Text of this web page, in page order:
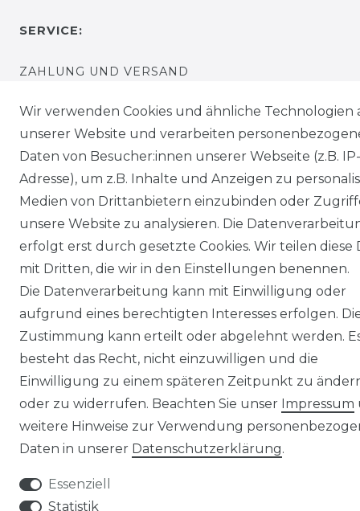
SERVICE:
ZAHLUNG UND VERSAND
FAQ
BARRIEREFREIHEIT
WIDERRUFSFORMULAR
UNTERNEHMEN:
ÜBER UNS
KONTAKT
BLOG
© Copyright 2026 | Alle Rechte vorbehalten.
Wir verwenden Cookies und ähnliche Technologien
unserer Website und verarbeiten
Daten von Besucher:innen unserer Webseite (z.B. IP-
Adresse), um z.B. Inhalte und Anzeigen zu
Medien von Drittanbietern einzubinden oder
unsere Website zu analysieren. Die
erfolgt erst durch gesetzte Cookies. Wir teilen diese
mit Dritten, die wir in den Einstellungen benennen.
Die Datenverarbeitung kann mit Einwilligung oder
aufgrund eines berechtigten Interesses erfolgen.
Zustimmung kann erteilt oder abgelehnt werden.
besteht das Recht, nicht einzuwilligen und die
Einwilligung zu einem späteren Zeitpunkt zu
oder zu widerrufen. Beachten Sie unser Impressum
weitere Hinweise zur Verwendung
Daten in unserer Daten­schutz­erklärung.
Essenziell
Statistik